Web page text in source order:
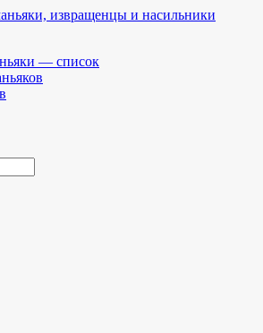
извращенцы и насильники
— список